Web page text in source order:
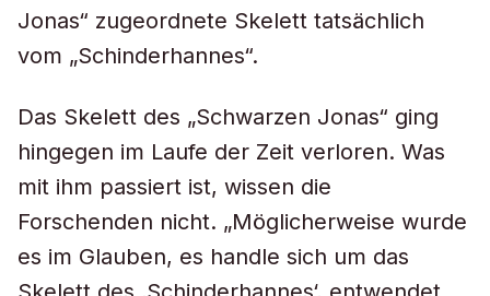
Jonas“ zugeordnete Skelett tatsächlich
vom „Schinderhannes“.
Das Skelett des „Schwarzen Jonas“ ging
hingegen im Laufe der Zeit verloren. Was
mit ihm passiert ist, wissen die
Forschenden nicht. „Möglicherweise wurde
es im Glauben, es handle sich um das